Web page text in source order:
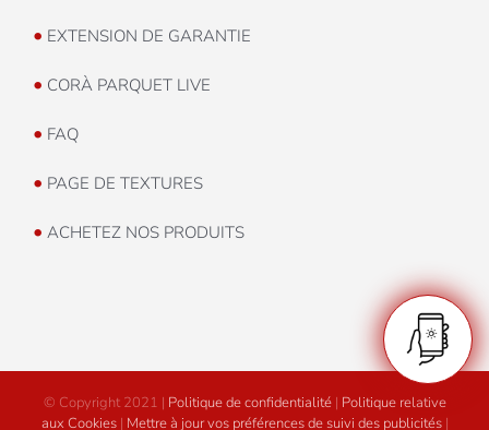
• EXTENSION DE GARANTIE
• CORÀ PARQUET LIVE
• FAQ
• PAGE DE TEXTURES
• ACHETEZ NOS PRODUITS
© Copyright 2021 | Politique de confidentialité | Politique relative
aux Cookies| Mettre à jour vos préférences de suivi des publicités|